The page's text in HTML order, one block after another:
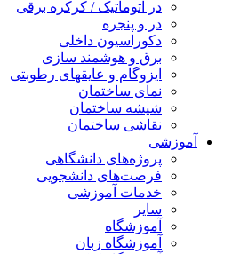
در اتوماتیک / کرکره برقی
در و پنجره
دکوراسیون داخلی
برق و هوشمند سازی
ایزوگام و عایقهای رطوبتی
نمای ساختمان
شیشه ساختمان
نقاشی ساختمان
آموزشی
پروژه‌های دانشگاهی
فرصت‌های دانشجویی
خدمات آموزشی
سایر
آموزشگاه
آموزشگاه زبان